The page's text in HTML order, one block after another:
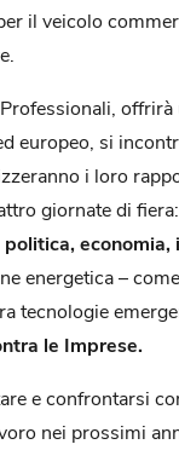
il veicolo
europeo, si
i loro
giornate di
energetica – come
tecnologie
le Imprese.
e confrontarsi
nei prossimi